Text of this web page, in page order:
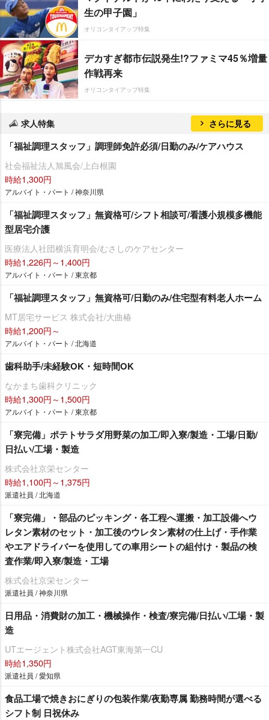
生の甲子園」
オリコンタイアップ特集
デカすぎ都市伝説発生!?ファミマ45％増量
作戦再来
オリコンタイアップ特集
求人特集 さらに見る
「福祉調理スタッフ」調理師免許必須/日勤のみ/ケアハウス
社会福祉法人旭風会/上白根園
時給1,300円
アルバイト・パート / 神奈川県
「福祉調理スタッフ」無資格可/シフト相談可/看護小規模多機能
型居宅介護
医療法人社団横浜育明会/むさしのケアセンター
時給1,226円～1,400円
アルバイト・パート / 東京都
「福祉調理スタッフ」無資格可/日勤のみ/住宅型有料老人ホーム
MT居宅サービス 株式会社/大曲椿
時給1,200円～
アルバイト・パート / 北海道
歯科助手/未経験OK・短時間OK
なかまち歯科クリニック
時給1,300円～1,500円
アルバイト・パート / 東京都
「寮完備」ポテトサラダ用野菜の加工/即入寮/製造・工場/日勤/
日払い/工場・製造
株式会社京栄センター
時給1,100円～1,375円
派遣社員 / 北海道
「寮完備」・部品のピッキング・各工程へ運搬・加工設備へウ
レタン素材のセット・加工後のウレタン素材の仕上げ・手作業
エアドライバーを使用しての車用シートの組付け・製品の検
査作業/即入寮/製造・工場
株式会社京栄センター
派遣社員 / 神奈川県
日用品・消費財の加工・機械操作・検査/寮完備/日払い/工場・製
造
UTエージェント株式会社AGT東海第一CU
時給1,350円
派遣社員 / 愛知県
食品工場で焼きおにぎりの包装作業/夜勤専属 勤務時間が選べる
シフト制 日祝休み